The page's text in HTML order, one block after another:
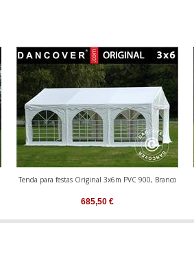
Tenda para festas Original 3x6m PVC 900, Branco
685,50 €